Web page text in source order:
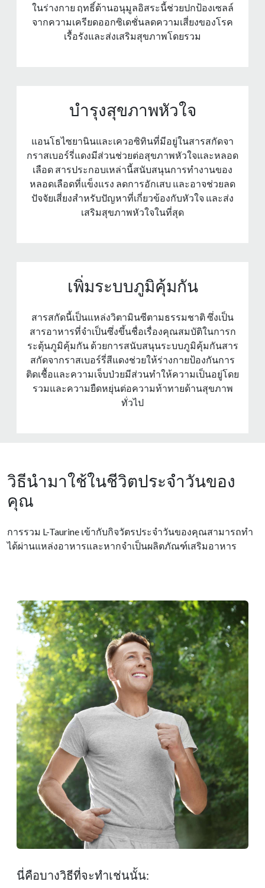
ในร่างกาย ฤทธิ์ต้านอนุมูลอิสระนี้ช่วยปกป้องเซลล์
จากความเครียดออกซิเดชั่นลดความเสี่ยงของโรค
เรื้อรังและส่งเสริมสุขภาพโดยรวม
บํารุงสุขภาพหัวใจ
แอนโธไซยานินและเควอซิทินที่มีอยู่ในสารสกัดจา
กราสเบอร์รี่แดงมีส่วนช่วยต่อสุขภาพหัวใจและหลอด
เลือด สารประกอบเหล่านี้สนับสนุนการทํางานของ
หลอดเลือดที่แข็งแรง ลดการอักเสบ และอาจช่วยลด
ปัจจัยเสี่ยงสําหรับปัญหาที่เกี่ยวข้องกับหัวใจ และส่ง
เสริมสุขภาพหัวใจในที่สุด
เพิ่มระบบภูมิคุ้มกัน
สารสกัดนี้เป็นแหล่งวิตามินซีตามธรรมชาติ ซึ่งเป็น
สารอาหารที่จําเป็นซึ่งขึ้นชื่อเรื่องคุณสมบัติในการก
ระตุ้นภูมิคุ้มกัน ด้วยการสนับสนุนระบบภูมิคุ้มกันสาร
สกัดจากราสเบอร์รี่สีแดงช่วยให้ร่างกายป้องกันการ
ติดเชื้อและความเจ็บป่วยมีส่วนทําให้ความเป็นอยู่โดย
รวมและความยืดหยุ่นต่อความท้าทายด้านสุขภาพ
ทั่วไป
วิธีนำมาใช้ในชีวิตประจำวันของ
คุณ
การรวม L-Taurine เข้ากับกิจวัตรประจําวันของคุณสามารถทํา
ได้ผ่านแหล่งอาหารและหากจําเป็นผลิตภัณฑ์เสริมอาหาร
นี่คือบางวิธีที่จะทําเช่นนั้น: